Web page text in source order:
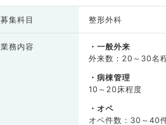
募集科目 整形外科
業務内容
一般外来
外来数：20～30名
病棟管理
10～20床程度
オペ
オペ件数：30～40